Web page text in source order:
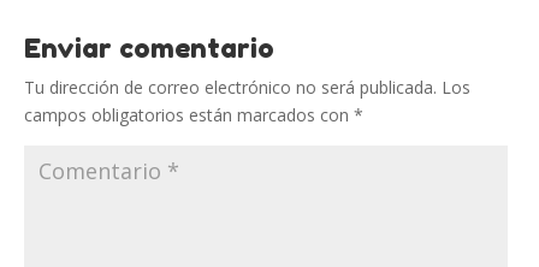
Enviar comentario
Tu dirección de correo electrónico no será publicada. Los
campos obligatorios están marcados con *